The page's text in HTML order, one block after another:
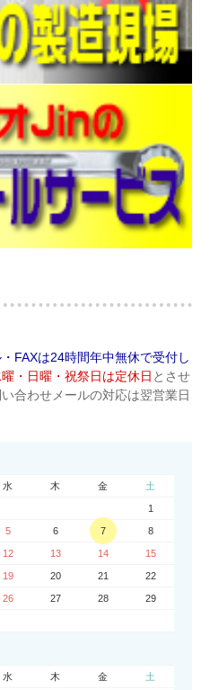
FAXは24時間年中無休で受付し
・日曜・祝祭日は定休日 とさせ
合わせメールの対応は翌営業日
水 木 金 土
1
5 6 7 8
12 13 14 15
19 20 21 22
26 27 28 29
水 木 金 土